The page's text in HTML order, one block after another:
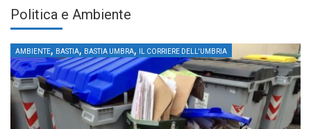
Politica e Ambiente
AMBIENTE, BASTIA, BASTIA UMBRA, IL CORRIERE DELL'UMBRIA